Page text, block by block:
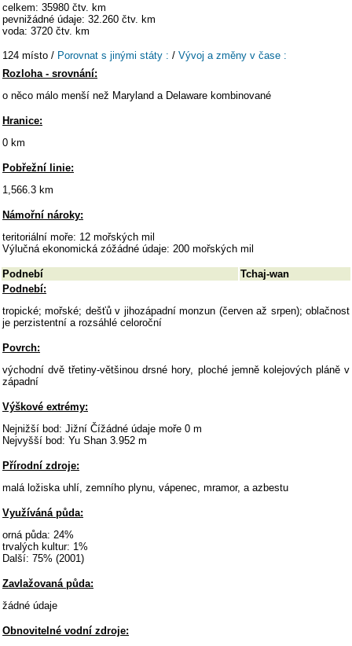
celkem: 35980 čtv. km
pevnižádné údaje: 32.260 čtv. km
voda: 3720 čtv. km
124 místo / Porovnat s jinými státy : / Vývoj a změny v čase :
Rozloha - srovnání:
o něco málo menší než Maryland a Delaware kombinované
Hranice:
0 km
Pobřežní linie:
1,566.3 km
Námořní nároky:
teritoriální moře: 12 mořských mil
Výlučná ekonomická zóžádné údaje: 200 mořských mil
Podnebí
Tchaj-wan
Podnebí:
tropické; mořské; dešťů v jihozápadní monzun (červen až srpen); oblačnost
je perzistentní a rozsáhlé celoroční
Povrch:
východní dvě třetiny-většinou drsné hory, ploché jemně kolejových pláně v
západní
Výškové extrémy:
Nejnižší bod: Jižní Čížádné údaje moře 0 m
Nejvyšší bod: Yu Shan 3.952 m
Přírodní zdroje:
malá ložiska uhlí, zemního plynu, vápenec, mramor, a azbestu
Využíváná půda:
orná půda: 24%
trvalých kultur: 1%
Další: 75% (2001)
Zavlažovaná půda:
žádné údaje
Obnovitelné vodní zdroje: